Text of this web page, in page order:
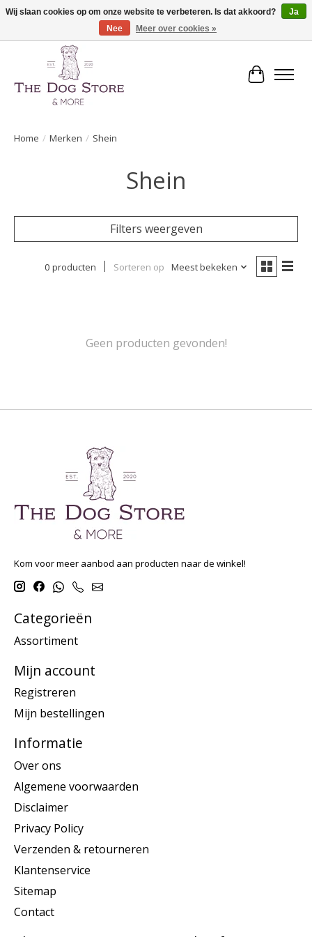
De speciaalzaak in hondenartikelen en meer!
Home / Merken / Shein
Shein
Filters weergeven
0 producten Sorteren op Meest bekeken
Geen producten gevonden!
Kom voor meer aanbod aan producten naar de winkel!
Categorieën
Assortiment
Mijn account
Registreren
Mijn bestellingen
Informatie
Over ons
Algemene voorwaarden
Disclaimer
Privacy Policy
Verzenden & retourneren
Klantenservice
Sitemap
Contact
Wij slaan cookies op om onze website te verbeteren. Is dat akkoord?
Ja
Nee
Meer over cookies »